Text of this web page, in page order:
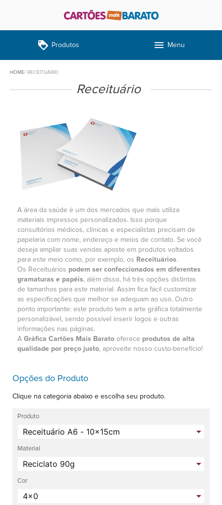
loyalty Produtos menu Menu
HOME RECEITUÁRIO
Receituário
A área da saúde é um dos mercados que mais utiliza
materiais impressos personalizados. Isso porque
consultórios médicos, clínicas e especialistas precisam de
papelaria com nome, endereço e meios de contato. Se você
deseja ampliar suas vendas aposte em produtos voltados
para este meio como, por exemplo, os Receituários.
Os Receituários podem ser confeccionados em diferentes
gramaturas e papéis, além disso, há três opções distintas
de tamanhos para este material. Assim fica fácil customizar
as especificações que melhor se adequam ao uso. Outro
ponto importante: este produto tem a arte gráfica totalmente
personalizável, sendo possível inserir logos e outras
informações nas páginas.
A Gráfica Cartões Mais Barato oferece produtos de alta
qualidade por preço justo, aproveite nosso custo-benefício!
Opções do Produto
Clique na categoria abaixo e escolha seu produto.
Produto
Material
Cor